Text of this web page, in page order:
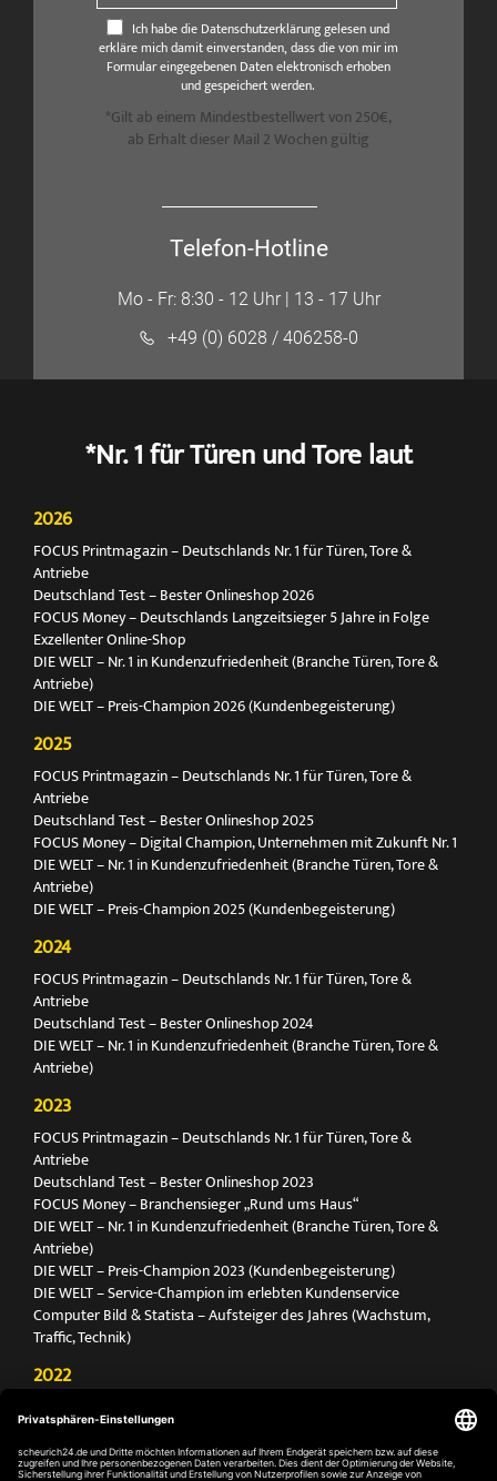
Ich habe die Datenschutzerklärung gelesen und
erkläre mich damit einverstanden, dass die von mir im
Formular eingegebenen Daten elektronisch erhoben
und gespeichert werden.
*Gilt ab einem Mindestbestellwert von 250€,
ab Erhalt dieser Mail 2 Wochen gültig
Telefon-Hotline
Mo - Fr: 8:30 - 12 Uhr | 13 - 17 Uhr
+49 (0) 6028 / 406258-0
*Nr. 1 für Türen und Tore laut
2026
FOCUS Printmagazin – Deutschlands Nr. 1 für Türen, Tore &
Antriebe
Deutschland Test – Bester Onlineshop 2026
FOCUS Money – Deutschlands Langzeitsieger 5 Jahre in Folge
Exzellenter Online-Shop
DIE WELT – Nr. 1 in Kundenzufriedenheit (Branche Türen, Tore &
Antriebe)
DIE WELT – Preis-Champion 2026 (Kundenbegeisterung)
2025
FOCUS Printmagazin – Deutschlands Nr. 1 für Türen, Tore &
Antriebe
Deutschland Test – Bester Onlineshop 2025
FOCUS Money – Digital Champion, Unternehmen mit Zukunft Nr. 1
DIE WELT – Nr. 1 in Kundenzufriedenheit (Branche Türen, Tore &
Antriebe)
DIE WELT – Preis-Champion 2025 (Kundenbegeisterung)
2024
FOCUS Printmagazin – Deutschlands Nr. 1 für Türen, Tore &
Antriebe
Deutschland Test – Bester Onlineshop 2024
DIE WELT – Nr. 1 in Kundenzufriedenheit (Branche Türen, Tore &
Antriebe)
2023
FOCUS Printmagazin – Deutschlands Nr. 1 für Türen, Tore &
Antriebe
Deutschland Test – Bester Onlineshop 2023
FOCUS Money – Branchensieger „Rund ums Haus“
DIE WELT – Nr. 1 in Kundenzufriedenheit (Branche Türen, Tore &
Antriebe)
DIE WELT – Preis-Champion 2023 (Kundenbegeisterung)
DIE WELT – Service-Champion im erlebten Kundenservice
Computer Bild & Statista – Aufsteiger des Jahres (Wachstum,
Traffic, Technik)
2022
Antriebe
Deutschland Test – Bester Onlineshop 2022
FOCUS Money – Branchensieger „Rund ums Haus“